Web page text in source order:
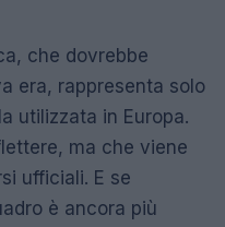
che dovrebbe
era, rappresenta solo
utilizzata in Europa.
ma che viene
ufficiali. E se
è ancora più